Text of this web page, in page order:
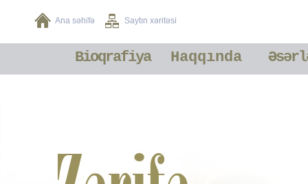
Ana səhifə Saytın xəritəsi
Bioqrafiya Haqqında